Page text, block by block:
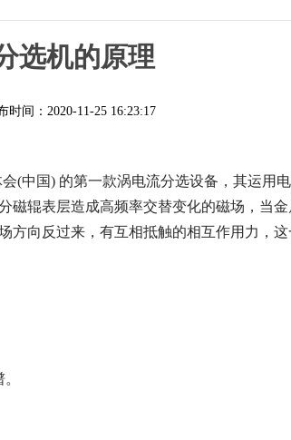
选机的原理
时间： 2020-11-25 16:23:17
(中国) 的第一款涡电流分选设备，其运用
辊表层造成高频率交替变化的磁场，当
向反过来，有互相抵触的相互作用力，